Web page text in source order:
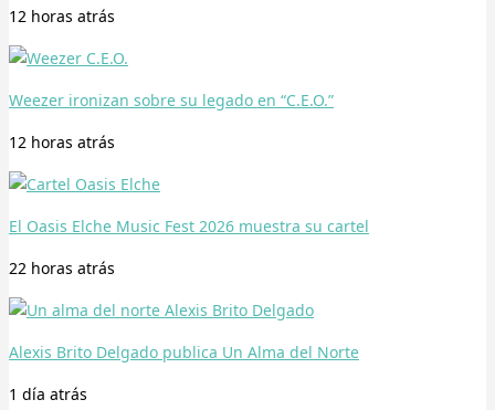
12 horas atrás
Weezer ironizan sobre su legado en “C.E.O.”
12 horas atrás
El Oasis Elche Music Fest 2026 muestra su cartel
22 horas atrás
Alexis Brito Delgado publica Un Alma del Norte
1 día atrás